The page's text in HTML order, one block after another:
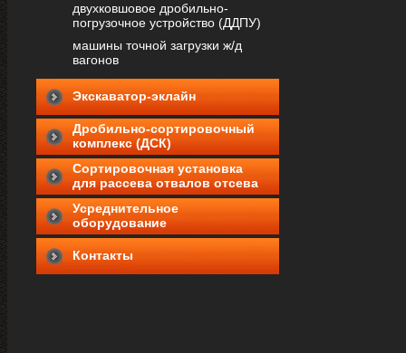
двухковшовое дробильно-
погрузочное устройство (ДДПУ)
машины точной загрузки ж/д
вагонов
Экскаватор-эклайн
Дробильно-сортировочный
комплекс (ДСК)
Cортировочная установка
для рассева отвалов отсева
Усреднительное
оборудование
Контакты